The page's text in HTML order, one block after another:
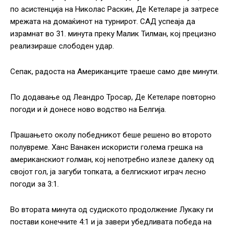
по асистенција на Николас Раскин, Де Кетеларе ја затресе
мрежата на домаќинот на турнирот. САД успеаја да
израмнат во 31. минута преку Малик Тилман, кој прецизно
реализираше слободен удар.
Сепак, радоста на Американците траеше само две минути.
По додавање од Леандро Тросар, Де Кетеларе повторно
погоди и ѝ донесе ново водство на Белгија.
Прашањето околу победникот беше решено во второто
полувреме. Ханс Ванакен искористи голема грешка на
американскиот голман, кој непотребно излезе далеку од
својот гол, ја загуби топката, а белгискиот играч лесно
погоди за 3:1.
Во втората минута од судиското продолжение Лукаку ги
постави конечните 4:1 и ја завери убедливата победа на